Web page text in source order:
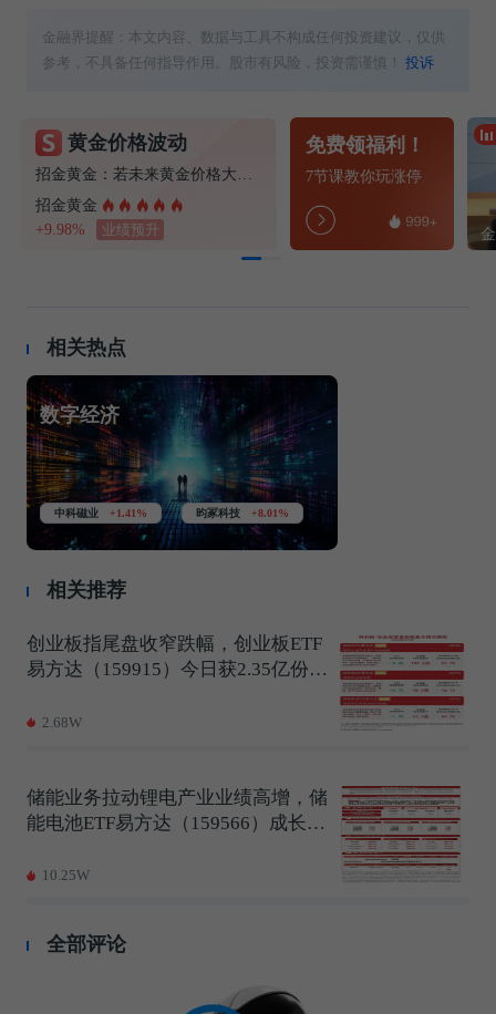
金融界提醒：本文内容、数据与工具不构成任何投资建议，仅供
参考，不具备任何指导作用。股市有风险，投资需谨慎！投诉
黄金价格波动
招金黄金
+9.98%
业绩预升
免费领福利！
7节课教你玩涨停
相关热点
数字经济
中科磁业 +1.41% 昀冢科技 +8.01%
相关推荐
创业板指尾盘收窄跌幅，创业板ETF
易方达（159915）今日获2.35亿份净
2.68W
储能业务拉动锂电产业业绩高增，储
能电池ETF易方达（159566）成长动
10.25W
全部评论